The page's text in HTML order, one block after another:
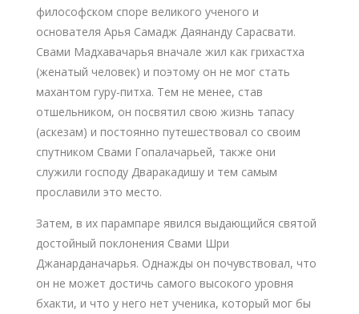
философском споре великого ученого и
основателя Арья Самадж Даянанду Сарасвати.
Свами Мадхавачарья вначале жил как грихастха
(женатый человек) и поэтому он не мог стать
махантом гуру-питха. Тем не менее, став
отшельником, он посвятил свою жизнь тапасу
(аскезам) и постоянно путешествовал со своим
спутником Свами Гопалачарьей, также они
служили господу Дваракадишу и тем самым
прославили это место.
Затем, в их парампаре явился выдающийся святой
достойный поклонения Свами Шри
Джанарданачарья. Однажды он почувствовал, что
он не может достичь самого высокого уровня
бхакти, и что у него нет ученика, который мог бы